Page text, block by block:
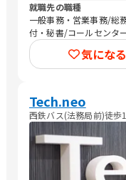
就職先の職種
一般事務・営業事務/総
付・秘書/コールセンタ
その他クリエイティブ/
オペレーター/介護職員
グ・広告関連
気になる
Tech.neo
西鉄バス(法務局前)徒